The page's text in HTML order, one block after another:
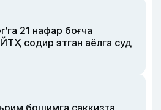
21 нафар боғча
содир этган аёлга суд